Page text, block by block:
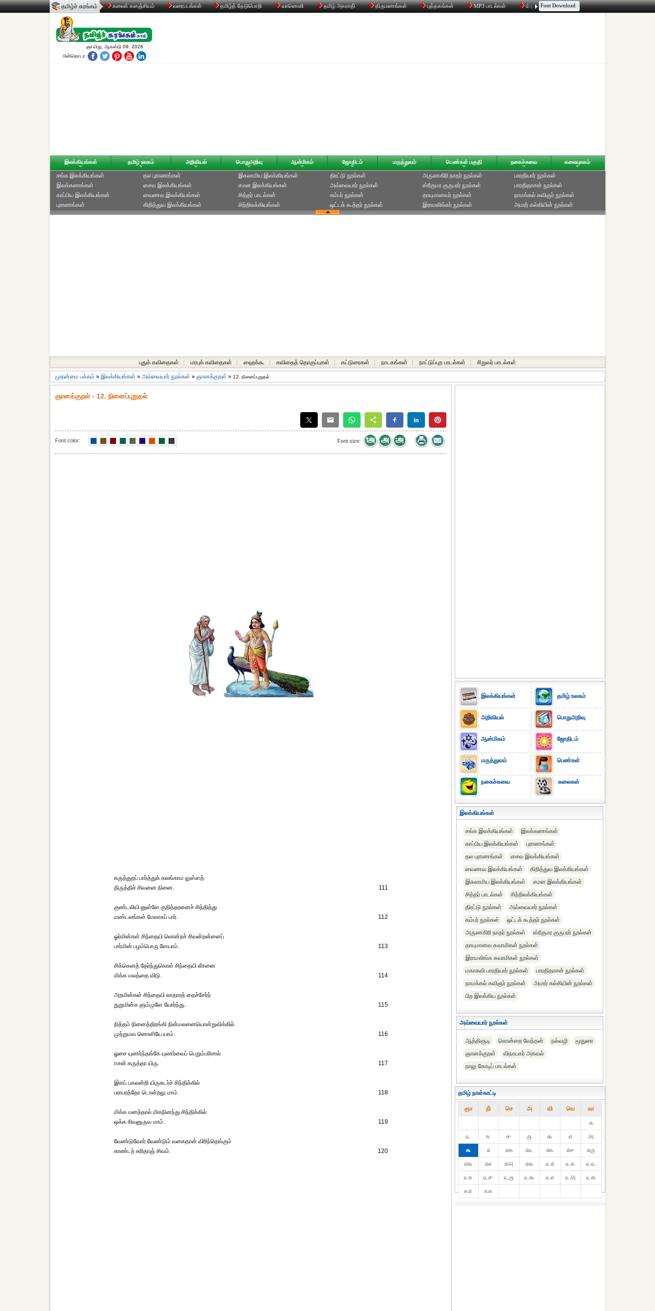
தமிழ்ச் சுரங்கம் கலைக் களஞ்சியம் வரைபடங்கள் தமிழ்த் தேடுபொறி வானொலி தமிழ் அகராதி் திருமணங்கள் புத்தகங்கள் MP3 பாடல்கள் மின்னஞ்சல் திரட்டி உரையாடல்
Font Download
ஞாயிறு, ஆகஸ்டு 09, 2026
பின்தொடர
இலக்கியங்கள் தமிழ் உலகம் அறிவியல் பொதுஅறிவு ஆன்மிகம் ஜோதிடம் மருத்துவம் பெண்கள் பகுதி நகைச்சுவை கலையுலகம்
சங்க இலக்கியங்கள்
இலக்கணங்கள்
காப்பிய இலக்கியங்கள்
புராணங்கள்
தல புராணங்கள்
சைவ இலக்கியங்கள்
வைணவ இலக்கியங்கள்
கிறித்துவ இலக்கியங்கள்
இசுலாமிய இலக்கியங்கள்
சமன இலக்கியங்கள்
சித்தர் பாடல்கள்
சிற்றிலக்கியங்கள்
திரட்டு நூல்கள்
அவ்வையார் நூல்கள்
கம்பர் நூல்கள்
ஒட்டக் கூத்தர் நூல்கள்
அருணகிரி நாதர் நூல்கள்
ஸ்ரீகுமர குருபரர் நூல்கள்
தாயுமானவர் நூல்கள்
இராமலிங்கர் நூல்கள்
பாரதியார் நூல்கள்
பாரதிதாசன் நூல்கள்
நாமக்கல் கவிஞர் நூல்கள்
அமரர் கல்கியின் நூல்கள்
புதுக் கவிதைகள் மரபுக் கவிதைகள் ஹைக்கூ கவிதைத் தொகுப்புகள் கட்டுரைகள் நாடகங்கள் நாட்டுப்புற பாடல்கள் சிறுவர் பாடல்கள்
முதன்மை பக்கம் » இலக்கியங்கள் » அவ்வையார் நூல்கள் » ஞானக்குறள் » 12. நினைப்புறுதல்
ஞானக்குறள் - 12. நினைப்புறுதல்
Font color: Font size:
கருத்துறப் பார்த்துக் கலங்காம லுள்ளத்
திருத்திச் சிவனை நினை.
111
குண்டலியி னுள்ளே குறித்தரனைச் சிந்தித்து
மண்டலங்கள் மேலாகப் பார்.
112
ஓர்மின்கள் சிந்தையி லொன்றச் சிவன்றன்னைப்
பார்மின் பழம்பொரு ளேயாம்.
113
சிக்கெனத் தேர்ந்துகொள் சிந்தையி லீசனை
மிக்க மலத்தை விடு.
114
அறமின்கள் சிந்தையி லாதாரத் தைச்சேர்ந்
துறுமின்க ளும்முளே யோர்ந்து.
115
நித்தம் நினைத்திரங்கி நின்மலனையொன்றுவிக்கில்
முற்றுமவ னொளியே யாம்.
116
ஓசை யுணர்ந்தங்கே யுணர்வைப் பெறும்பரிசால்
ஈசன் கருத்தா யிரு.
117
இராப் பகலன்றி யிருசுடர்ச் சிந்திக்கில்
பராபரத்தோ டொன்றலு மாம்.
118
மிக்க மனத்தால் மிகநினந்து சிந்திக்கில்
ஒக்க சிவனுருவ மாம்.
119
வேண்டுவோர் வேண்டும் வகைதான் விரிந்தெங்கும்
காண்டற் கரிதாஞ் சிவம்.
120
இலக்கியங்கள்
அறிவியல்
ஆன்மிகம்
மருத்துவம்
நகைச்சுவை
தமிழ் உலகம்
பொதுஅறிவு
ஜோதிடம்
பெண்கள்
கலைகள்
இலக்கியங்கள்
சங்க இலக்கியங்கள்
இலக்கணங்கள்
காப்பிய இலக்கியங்கள்
புராணங்கள்
தல புராணங்கள்
சைவ இலக்கியங்கள்
வைணவ இலக்கியங்கள்
கிறித்துவ இலக்கியங்கள்
இசுலாமிய இலக்கியங்கள்
சமன இலக்கியங்கள்
சித்தர் பாடல்கள்
சிற்றிலக்கியங்கள்
திரட்டு நூல்கள்
அவ்வையார் நூல்கள்
கம்பர் நூல்கள்
ஒட்டக் கூத்தர் நூல்கள்
அருணகிரி நாதர் நூல்கள்
ஸ்ரீகுமர குருபரர் நூல்கள்
தாயுமானவ சுவாமிகள் நூல்கள்
இராமலிங்க சுவாமிகள் நூல்கள்
மகாகவி பாரதியார் நூல்கள்
பாரதிதாசன் நூல்கள்
நாமக்கல் கவிஞர் நூல்கள்
அமரர் கல்கியின் நூல்கள்
பிற இலக்கிய நூல்கள்
அவ்வையார் நூல்கள்
ஆத்திசூடி கொன்றை வேந்தன் நல்வழி
மூதுரை
ஞானக்குறள்
விநாயகர் அகவல்
நாலு கோடிப் பாடல்கள்
தமிழ் நாள்காட்டி
ஞா தி் செ அ வி வெ கா
௧
௨
௩ ௪ ௫ ௬ ௭
௮
௯
௰ ௰௧ ௰௨ ௰௩ ௰௪
௰௫
௰௬
௰௭ ௰௮ ௰௯ ௨௰ ௨௧
௨௨
௨௩
௨௪ ௨௫ ௨௬ ௨௭ ௨௮
௨௯
௩௰
௩௧